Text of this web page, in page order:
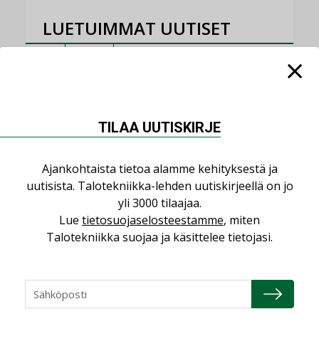
LUETUIMMAT UUTISET
Jarno Hacklin Cervin yrityskaupasta:
yhdistävät useita teknisiä osaamisalueita
saman katon alle”
Sähköistyminen kasvaa voimakkaasti:
”Tulevat kilpailuedut syntyvät, kun
AJANKOHTAISTA,TILAAJILLE
Puutteellinen eristys lisää lämpöhäviöitä
TILAA UUTISKIRJE
Ajankohtaista tietoa alamme kehityksestä ja
uutisista. Talotekniikka-lehden uutiskirjeellä on jo
yli 3000 tilaajaa.
Lue tietosuojaselosteestamme, miten
Talotekniikka suojaa ja käsittelee tietojasi.